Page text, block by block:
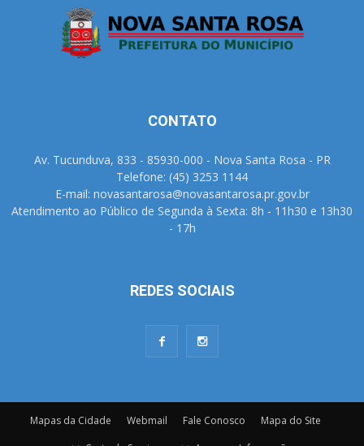
CONTATO
Av. Tucunduva, 833 - 85930-000 - Nova Santa Rosa - PR
Telefone: (45) 3253 1144
E-mail: novasantarosa@novasantarosa.pr.gov.br
Atendimento ao Público de Segunda à Sexta: 8h - 11h30 e 13h30
- 17h
REDES SOCIAIS
Mapas da Cidade Webmail Fale Conosco
Mapa do Site